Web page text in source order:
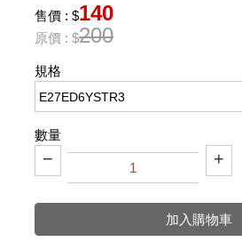
售價 : $140
原價 : $200
規格
數量
− +
加入購物車